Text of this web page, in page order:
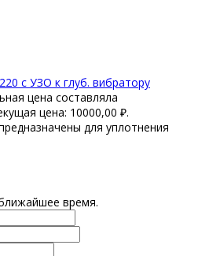
с УЗО к глуб. вибратору
цена составляла
цена: 10000,00 ₽.
для уплотнения
время.